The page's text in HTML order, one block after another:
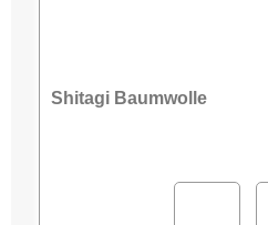
Shitagi Baumwolle